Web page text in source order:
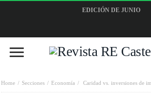
EDICIÓN DE JUNIO
Home Secciones Economía Caridad vs. inversiones de